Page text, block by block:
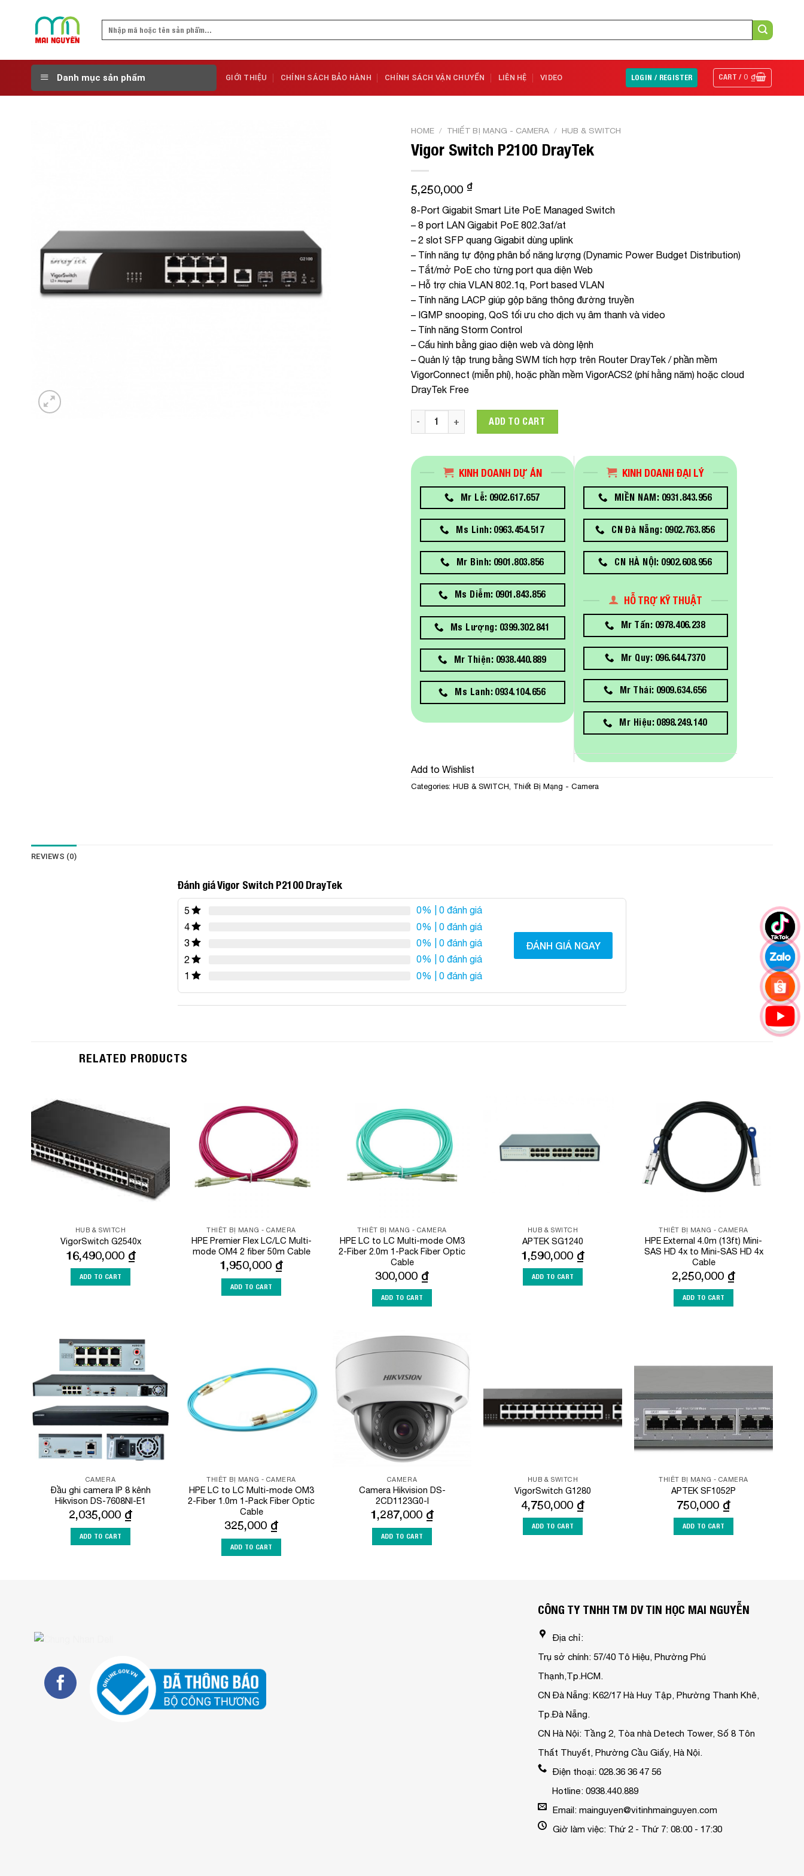
Search
Danh mục sản phẩm GIỚI THIỆU CHÍNH SÁCH BẢO HÀNH CHÍNH SÁCH VẬN CHUYỂN LIÊN HỆ VIDEO LOGIN / REGISTER CART /0₫
HOME / THIẾT BỊ MẠNG - CAMERA / HUB & SWITCH
Vigor Switch P2100 DrayTek
5,250,000 ₫
8-Port Gigabit Smart Lite PoE Managed Switch
– 8 port LAN Gigabit PoE 802.3af/at
– 2 slot SFP quang Gigabit dùng uplink
– Tính năng tự động phân bổ năng lượng (Dynamic Power Budget Distribution)
– Tắt/mở PoE cho từng port qua diện Web
– Hỗ trợ chia VLAN 802.1q, Port based VLAN
– Tính năng LACP giúp gộp băng thông đường truyền
– IGMP snooping, QoS tối ưu cho dịch vụ âm thanh và video
– Tính năng Storm Control
– Cấu hình bằng giao diện web và dòng lệnh
– Quản lý tập trung bằng SWM tích hợp trên Router DrayTek / phần mềm
VigorConnect (miễn phí), hoặc phần mềm VigorACS2 (phí hằng năm) hoặc cloud
DrayTek Free
Vigor Switch P2100 DrayTek quantity
ADD TO CART
KINH DOANH DỰ ÁN
Mr Lễ: 0902.617.657
Ms Linh: 0963.454.517
Mr Bình: 0901.803.856
Ms Diễm: 0901.843.856
Ms Lượng: 0399.302.841
Mr Thiện: 0938.440.889
Ms Lanh: 0934.104.656
KINH DOANH ĐẠI LÝ
MIỀN NAM: 0931.843.956
CN Đà Nẵng: 0902.763.856
CN HÀ NỘI: 0902.608.956
HỖ TRỢ KỸ THUẬT
Mr Tấn: 0978.406.238
Mr Quy: 096.644.7370
Mr Thái: 0909.634.656
Mr Hiệu: 0898.249.140
Add to Wishlist
Categories: HUB & SWITCH Thiết Bị Mạng - Camera
REVIEWS (0)
Đánh giá Vigor Switch P2100 DrayTek
5 0% | 0 đánh giá
4
0% | 0 đánh giá
3
0% | 0 đánh giá
2
0% | 0 đánh giá
1
0% | 0 đánh giá
ĐÁNH GIÁ NGAY
RELATED PRODUCTS
Wishlist
HUB & SWITCH
VigorSwitch G2540x
16,490,000 ₫
ADD TO CART
Wishlist
THIẾT BỊ MẠNG - CAMERA
HPE Premier Flex LC/LC Multi-
mode OM4 2 fiber 50m Cable
1,950,000 ₫
ADD TO CART
Wishlist
THIẾT BỊ MẠNG - CAMERA
HPE LC to LC Multi-mode OM3
2-Fiber 2.0m 1-Pack Fiber Optic
Cable
300,000 ₫
ADD TO CART
HUB & SWITCH
APTEK SG1240
1,590,000 ₫
ADD TO CART
Wishlist
THIẾT BỊ MẠNG - CAMERA
HPE External 4.0m (13ft) Mini-
SAS HD 4x to Mini-SAS HD 4x
Cable
2,250,000 ₫
ADD TO CART
Add to
Wishlist
CAMERA
Đầu ghi camera IP 8 kênh
Hikvison DS-7608NI-E1
2,035,000 ₫
ADD TO CART
Wishlist
THIẾT BỊ MẠNG - CAMERA
HPE LC to LC Multi-mode OM3
2-Fiber 1.0m 1-Pack Fiber Optic
Cable
325,000 ₫
ADD TO CART
Add to
CAMERA
Camera Hikvision DS-
2CD1123G0-I
1,287,000 ₫
ADD TO CART
HUB & SWITCH
VigorSwitch G1280
4,750,000 ₫
ADD TO CART
THIẾT BỊ MẠNG - CAMERA
APTEK SF1052P
750,000 ₫
ADD TO CART
CÔNG TY TNHH TM DV TIN HỌC MAI NGUYỄN
Địa chỉ:
Trụ sở chính: 57/40 Tô Hiệu, Phường Phú
Thạnh,Tp.HCM.
CN Đà Nẵng: K62/17 Hà Huy Tập, Phường Thanh Khê,
Tp.Đà Nẵng.
CN Hà Nội: Tầng 2, Tòa nhà Detech Tower, Số 8 Tôn
Thất Thuyết, Phường Cầu Giấy, Hà Nội.
Điện thoại: 028.36 36 47 56
Hotline: 0938.440.889
Email: mainguyen@vitinhmainguyen.com
Giờ làm việc: Thứ 2 - Thứ 7: 08:00 - 17:30